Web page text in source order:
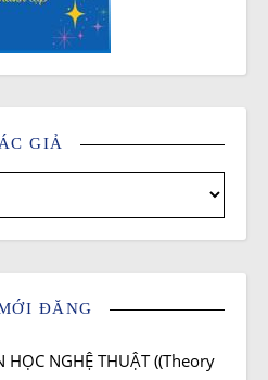
GIẢ
ĐĂNG
HỌC NGHỆ THUẬT ((Theory